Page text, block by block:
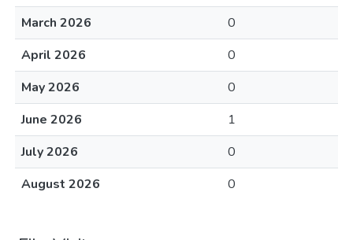
March 2026
0
April 2026
0
May 2026
0
June 2026
1
July 2026
0
August 2026
0